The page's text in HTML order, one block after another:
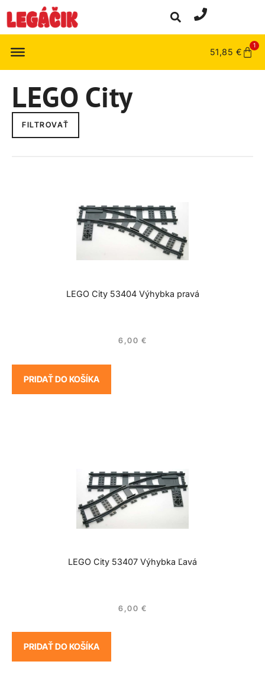
51,85 €
1
LEGO City
FILTROVAŤ
LEGO City 53404 Výhybka pravá
6,00 €
PRIDAŤ DO KOŠÍKA
LEGO City 53407 Výhybka Ľavá
6,00 €
PRIDAŤ DO KOŠÍKA